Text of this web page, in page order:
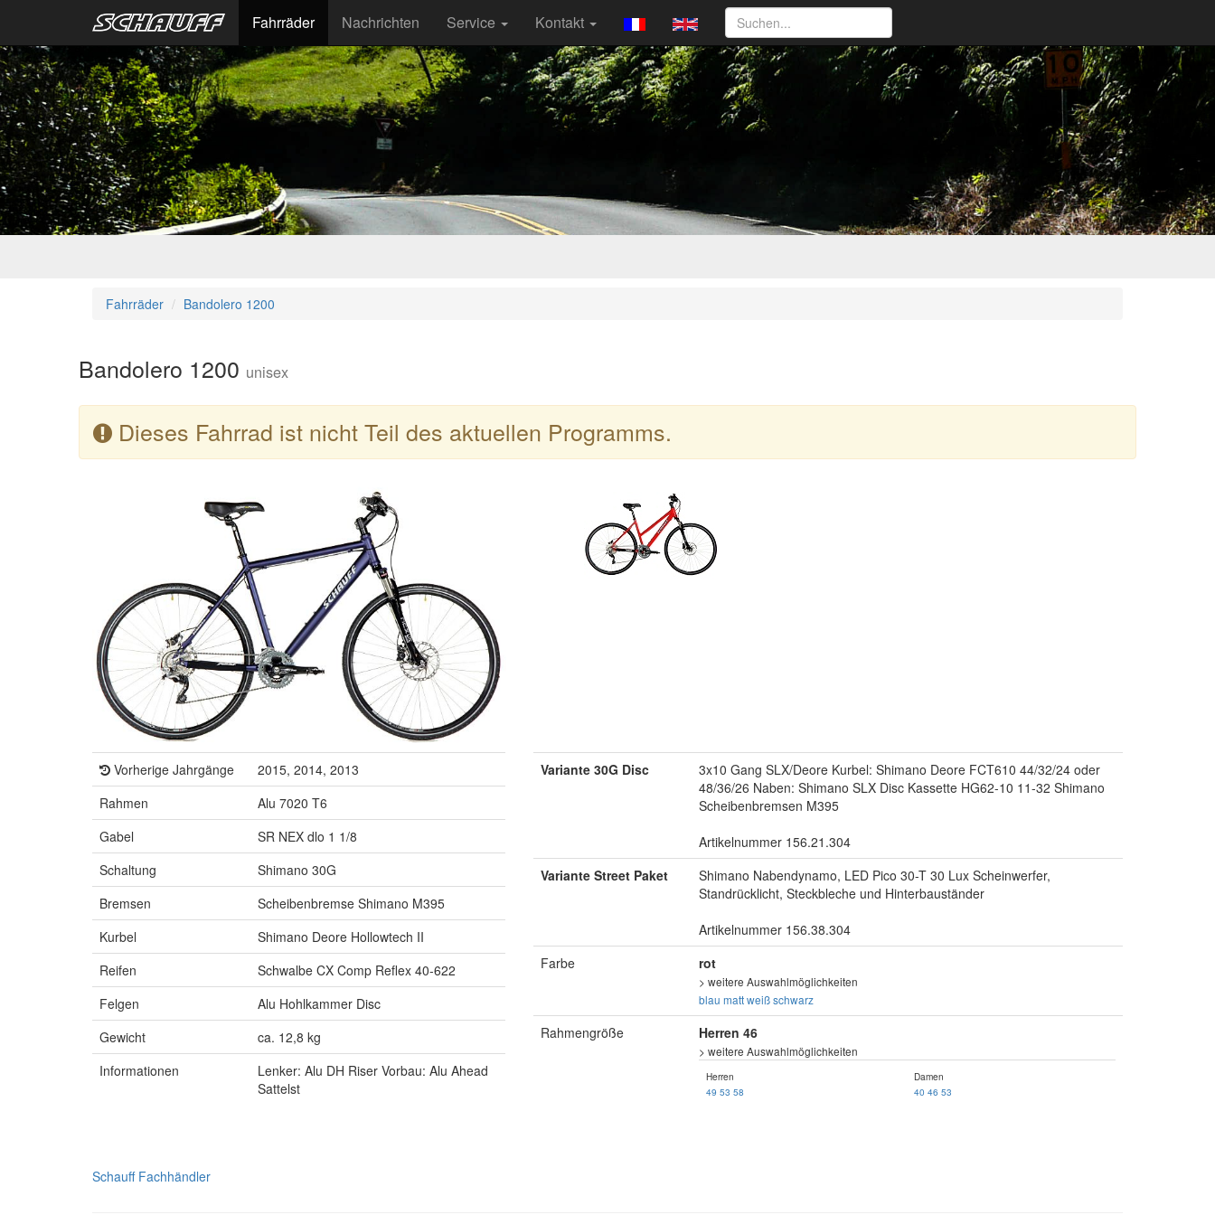
Fahrräder Nachrichten Service Kontakt
Fahrräder Bandolero 1200
Bandolero 1200 unisex
Dieses Fahrrad ist nicht Teil des aktuellen Programms.
Vorherige Jahrgänge
2015, 2014, 2013
Rahmen
Alu 7020 T6
Gabel
SR NEX dlo 1 1/8
Schaltung
Shimano 30G
Bremsen
Scheibenbremse Shimano M395
Kurbel
Shimano Deore Hollowtech II
Reifen
Schwalbe CX Comp Reflex 40-622
Felgen
Alu Hohlkammer Disc
Gewicht
ca. 12,8 kg
Informationen
Lenker: Alu DH Riser Vorbau: Alu Ahead
Sattelst
Variante 30G Disc
3x10 Gang SLX/Deore Kurbel: Shimano Deore FCT610 44/32/24 oder
48/36/26 Naben: Shimano SLX Disc Kassette HG62-10 11-32 Shimano
Scheibenbremsen M395
Artikelnummer 156.21.304
Variante Street Paket
Shimano Nabendynamo, LED Pico 30-T 30 Lux Scheinwerfer,
Standrücklicht, Steckbleche und Hinterbauständer
Artikelnummer 156.38.304
Farbe
rot
> weitere Auswahlmöglichkeiten
blau matt weiß schwarz
Rahmengröße Herren 46
> weitere Auswahlmöglichkeiten
Herren
49 53 58
Damen
40 46 53
Schauff Fachhändler